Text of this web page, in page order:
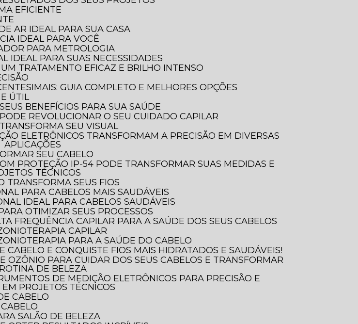
EFICIENTE
AR IDEAL PARA SUA CASA
IDEAL PARA VOCÊ
PARA METROLOGIA
IDEAL PARA SUAS NECESSIDADES
TRATAMENTO EFICAZ E BRILHO INTENSO
GUIA COMPLETO E MELHORES OPÇÕES
ÚTIL
BENEFÍCIOS PARA SUA SAÚDE
REVOLUCIONAR O SEU CUIDADO CAPILAR
SEU VISUAL
APLICAÇÕES
SEU CABELO
TÉCNICOS
TRANSFORMA SEUS FIOS
PARA CABELOS MAIS SAUDÁVEIS
IDEAL PARA CABELOS SAUDÁVEIS
OTIMIZAR SEUS PROCESSOS
FREQUÊNCIA CAPILAR PARA A SAÚDE DOS SEUS CABELOS
CAPILAR
PARA A SAÚDE DO CABELO
CABELO E CONQUISTE FIOS MAIS HIDRATADOS E SAUDÁVEIS!
DE BELEZA
PROJETOS TÉCNICOS
CABELO
SALÃO DE BELEZA